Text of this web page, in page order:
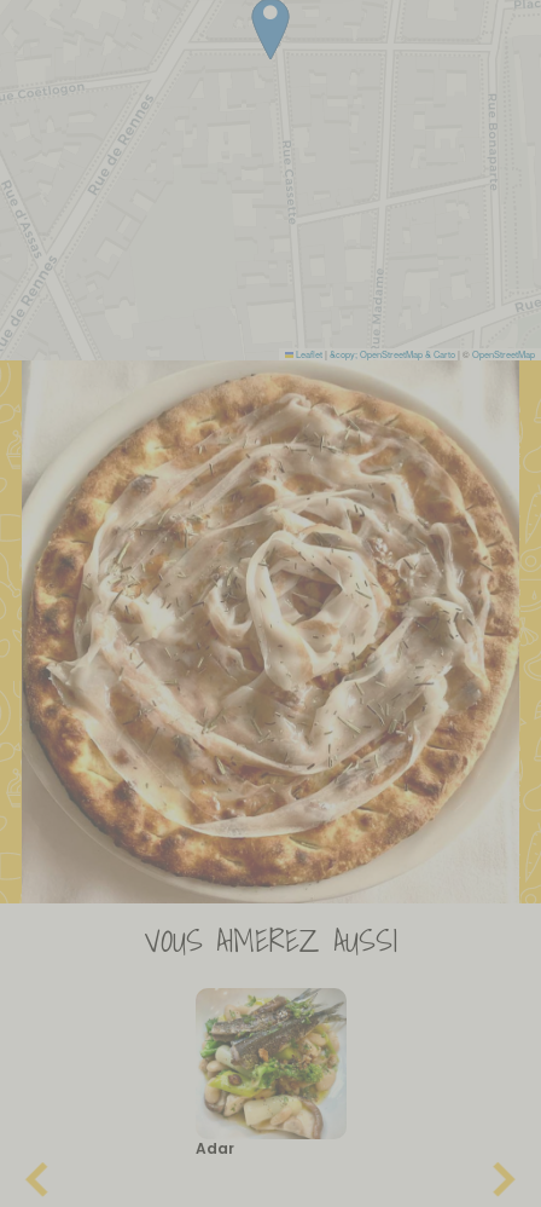
Leaflet &copy; OpenStreetMap & Carto | ©OpenStreetMap
VOUS AIMEREZ AUSSI
Adar